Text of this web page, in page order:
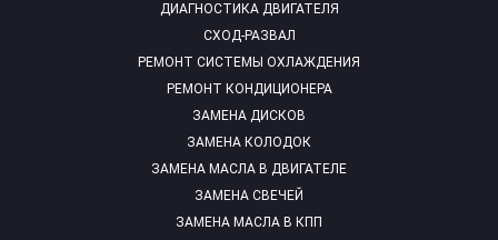
ДИАГНОСТИКА ДВИГАТЕЛЯ
СХОД-РАЗВАЛ
РЕМОНТ СИСТЕМЫ ОХЛАЖДЕНИЯ
РЕМОНТ КОНДИЦИОНЕРА
ЗАМЕНА ДИСКОВ
ЗАМЕНА КОЛОДОК
ЗАМЕНА МАСЛА В ДВИГАТЕЛЕ
ЗАМЕНА СВЕЧЕЙ
ЗАМЕНА МАСЛА В КПП